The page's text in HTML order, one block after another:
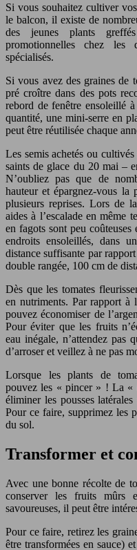
Si vous souhaitez cultiver
le balcon, il existe de
des jeunes plants
promotionnelles chez les
spécialisés.
Si vous avez des graines de
pré croître dans des pots
rebord de fenêtre ensoleillé
quantité, une mini-serre en
peut être réutilisée chaque
Les semis achetés ou
saints de glace du 20 mai –
N’oubliez pas que de
hauteur et épargnez-vous la
plusieurs reprises. Lors de
aides à l’escalade en même
en fagots sont peu
endroits ensoleillés, dans
distance suffisante par
double rangée, 100 cm de
Dès que les tomates
en nutriments. Par rapport à
pouvez économiser de
Pour éviter que les fruits
eau inégale, n’attendez pas
d’arroser et veillez à ne pas
Lorsque les plants de
pouvez les « pincer » ! La «
éliminer les pousses
Pour ce faire, supprimez les
du sol.
Transformer et
Avec une bonne récolte de
conserver les fruits mûrs
savoureuses, il peut être
Pour ce faire, retirez les
être transformées en sauce)